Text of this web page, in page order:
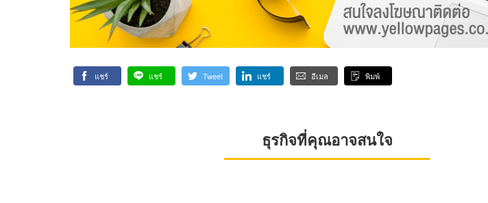
แชร์ แชร์ Tweet แชร์ อีเมล พิมพ์
ธุรกิจที่คุณอาจสนใจ